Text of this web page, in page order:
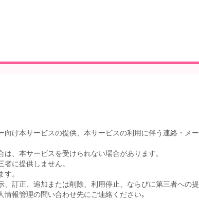
け本サービスの提供、本サービスの利用に伴う連絡・メー
、本サービスを受けられない場合があります。
に提供しません。
。
訂正、追加または削除、利用停止、ならびに第三者への提
報管理の問い合わせ先にご連絡ください｡